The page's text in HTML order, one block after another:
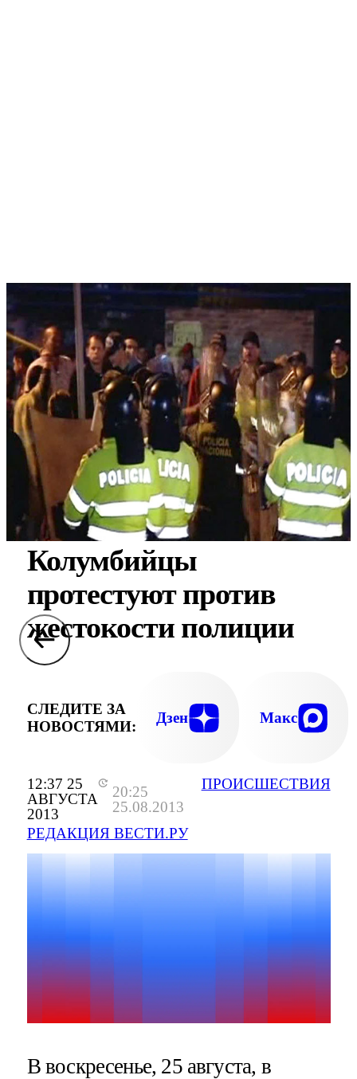
12:37 25
АВГУСТА
2013
20:25
25.08.2013
РЕДАКЦИЯ ВЕСТИ.РУ
ПРОИСШЕСТВИЯ
Колумбийцы
протестуют против
жестокости полиции
СЛЕДИТЕ ЗА
НОВОСТЯМИ:
Дзен Макс
В воскресенье, 25 августа, в